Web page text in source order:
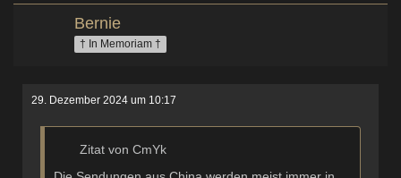
Bernie
† In Memoriam †
29. Dezember 2024 um 10:17
Zitat von CmYk